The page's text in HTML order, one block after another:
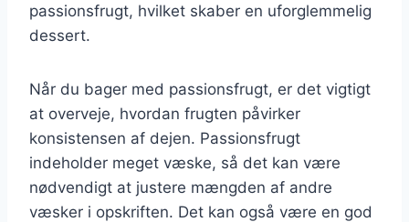
passionsfrugt, hvilket skaber en uforglemmelig
dessert.
Når du bager med passionsfrugt, er det vigtigt
at overveje, hvordan frugten påvirker
konsistensen af dejen. Passionsfrugt
indeholder meget væske, så det kan være
nødvendigt at justere mængden af andre
væsker i opskriften. Det kan også være en god